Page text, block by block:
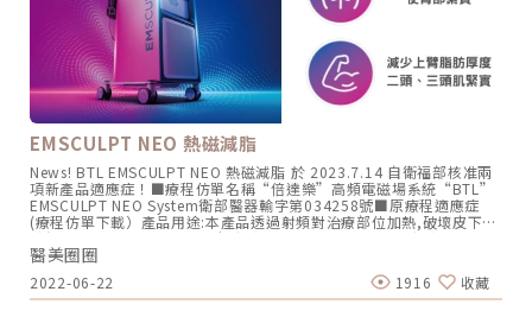
離，肚皮變得鬆垮，做了熱磁減脂療程後，明顯感受肚子變緊實，像她
也是兩個孩子的媽媽，非常推薦給婆婆媽媽們，好好寵愛自己一下。但
楊心怡院長強調還是要讓專業的團隊提供正確的觀念，從飲食、生活習
慣、運動各方面，才能由內而外，打造健康體態美。楊心怡院長認為，
正確、健康的體態管理搭配不斷進化的體雕儀器，讓美麗變「美力」，
煥發神采自信。圖/芯漾皮膚科提供優雅的老去，從外表到內在一起變
美「力」在10多年前，彰化地區根本沒有皮膚科診所敢從醫美切入，她
從台北到彰化開業，這麼做很冒險，但她從教育客戶、培養感情，發現
客戶要的是一種信任感，很多客戶見證了她從一個來自台北的彰化媳
婦，蛻變成青少年媽媽的過程，但外表完全凍齡，也成了芯漾的活招
牌。不只外表，連內在都充滿自信「美力」的她，時而是氣場全開的皮
膚科權威院長，時而是為了陪伴孩子，減少工作時間的媽媽。「美麗，
也是一種生活的態度。」對於顧客，她不時會舉辦各種聚會，或是花藝
課程、紅酒品酒會等，這也是另一種ME TIME。對於未來，除了秉持初
衷外，在空間規劃更用心，給大家一個喘息的空間；專注於洞察客戶的
需求也很重要。像中部地區有很多產業隱形冠軍，不少董娘們的心態是
「只要比其他董娘年輕一點就好」，要怎樣發掘他們「內心OS」，都
是服務與諮詢很重要的一環。芯漾皮膚科診所 / 芯漾醫學美容中心 楊心
怡 院長。圖/芯漾皮膚科提供「我的偶像是奧黛莉˙赫本」，未來的科技
訓相輔相成。EMSCULPT NEO 減脂增肌高效率鍛鍊體態來自英國大廠
BTL的Emsculpt Neo，是非侵入式的減脂增肌體雕儀器，同步
Synchronized RF減脂電波，運用45度的舒適熱能，不僅可讓肌肉暖
身，同時使脂肪細胞凋亡，減去厚重的脂肪，讓增肌效果更好。透過
HIFEM+高強度聚焦磁能技術，精準誘發目標運動神經，使目標肌群在
30分鐘療程內超極限收縮，模擬高強度的肌肉運動狀態，刺激肌纖維體
積增大並增加數量，緊實體態，達到自主運動無法達成的高效率鍛鍊肌
肉效果。比起其他體雕儀器減脂、增肌要進行不同療程，EMSCULPT
NEO雙科技HIFEM+以及Synchronized RF減脂電波，減脂、增肌、緊
塑多效合一，一機即可達到多種體雕儀器的效果，CP值相當高，此外
EMSCULPT NEO擁有美國FDA、歐盟CE及台灣TFDA多重認證，無侵入
性、無恢復期，安全性以及效果受到認可︒初樂極致美學診所鄭雅瑜醫
師進一步說明EMSCULPT NEO與冷凍減脂及鳳凰電波的差異。與冷凍
減脂的差異市面上的冷凍減脂原理是運用真空壓力及低溫，使脂肪細胞
凋亡後自然代謝，需另外配合增肌減緊實的體雕儀器，療程中會有強烈
的麻痺痛感，且術後容易出現瘀傷及硬塊，相比之下EMSCULPT NEO
有療程舒適度較高、術後幾乎沒有恢復期、一機就能達到減脂增肌等優
勢。與鳳凰電波的差異鳳凰電波是運用單極電波傳遞熱能來達到肌膚緊
EMSCULPT NEO 熱磁減脂
News! BTL EMSCULPT NEO 熱磁減脂 於 2023.7.14 自衛福部核准兩
項新產品適應症！■療程仿單名稱“倍達樂”高頻電磁場系統“BTL”
EMSCULPT NEO System衛部醫器輸字第034258號■原療程適應症
(療程仿單下載）產品用途:本產品透過射頻對治療部位加熱,破壞皮下脂
肪細胞,而達到以下:✓減少腹部脂肪厚度及體圍✓減少上臂脂肪厚度及上
臂圍此外,本產品會觸發磁場刺激,從而導致腹部肌肉緊實。New! ■以
下為新增加療程適應症本產品通過觸發磁場刺激，從而達到增強臀部肌
肉，使臀部緊實（療程仿單下載）本產品會觸發磁場刺激，從而改善肌
肉張力和緊實度，以增強上臂的二頭肌、三頭肌，使上臂緊實。（療程
醫美圈圈
2022-06-22 1916 收藏